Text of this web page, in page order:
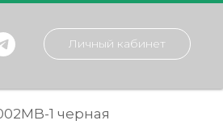
Личный кабинет
1 черная